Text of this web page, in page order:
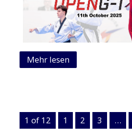
Mehr lesen
1 of 12 1 2 3 …